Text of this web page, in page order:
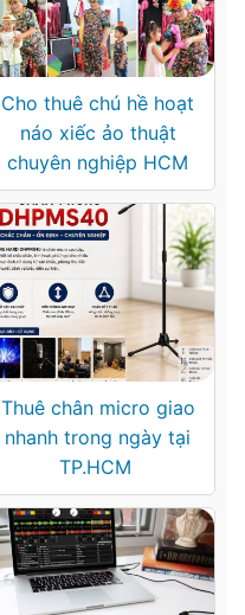
Cho thuê chú hề hoạt
náo xiếc ảo thuật
chuyên nghiệp HCM
Thuê chân micro giao
nhanh trong ngày tại
TP.HCM